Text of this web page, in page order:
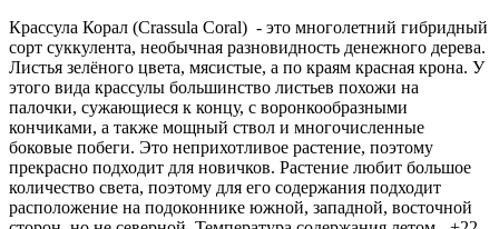
Крассула Корал (Crassula Coral) - это многолетний гибридный
сорт суккулента, необычная разновидность денежного дерева.
Листья зелёного цвета, мясистые, а по краям красная крона. У
этого вида крассулы большинство листьев похожи на
палочки, сужающиеся к концу, с воронкообразными
кончиками, а также мощный ствол и многочисленные
боковые побеги. Это неприхотливое растение, поэтому
прекрасно подходит для новичков. Растение любит большое
количество света, поэтому для его содержания подходит
расположение на подоконнике южной, западной, восточной